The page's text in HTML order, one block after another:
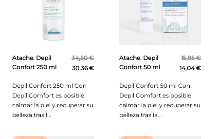
Atache. Depil
Confort 250 ml
34,50 €
30,36 €
Depil Confort 250 ml Con
Depil Comfort es posible
calmar la piel y recuperar su
belleza tras l...
Atache. Depil
Confort 50 ml
15,95 €
14,04 €
Depil Confort 50 ml Con
Depil Comfort es posible
calmar la piel y recuperar su
belleza tras la...